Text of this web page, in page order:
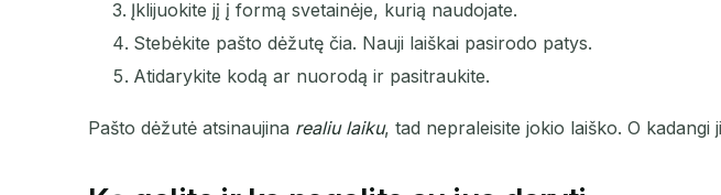
Įklijuokite jį į formą svetainėje, kurią naudojate.
Stebėkite pašto dėžutę čia. Nauji laiškai pasirodo patys.
Atidarykite kodą ar nuorodą ir pasitraukite.
Pašto dėžutė atsinaujina realiu laiku, tad nepraleisite jokio laiško. O